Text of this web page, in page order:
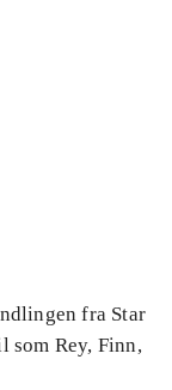
fra Star
som Rey, Finn,